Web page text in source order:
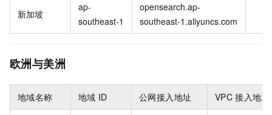
新加坡
ap-
southeast-1
opensearch.ap-
southeast-1.aliyuncs.com
欧洲与美洲
地域名称 地域 ID 公网接入地址 VPC 接入地址